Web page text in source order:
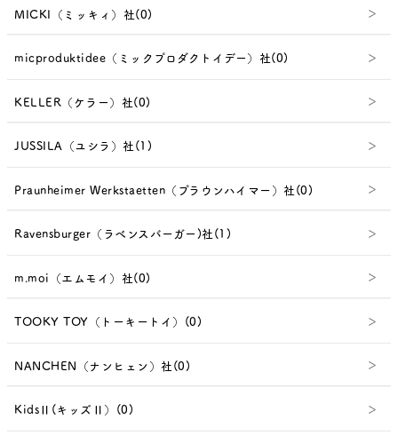
MICKI（ミッキィ）社(0)
micproduktidee（ミックプロダクトイデー）社(0)
KELLER（ケラー）社(0)
JUSSILA（ユシラ）社(1)
Praunheimer Werkstaetten（プラウンハイマー）社(0)
Ravensburger（ラベンスバーガー)社(1)
m.moi（エムモイ）社(0)
TOOKY TOY（トーキートイ）(0)
NANCHEN（ナンヒェン）社(0)
KidsⅡ(キッズⅡ）(0)